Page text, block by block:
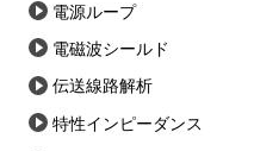
電源ループ
電磁波シールド
伝送線路解析
特性インピーダンス